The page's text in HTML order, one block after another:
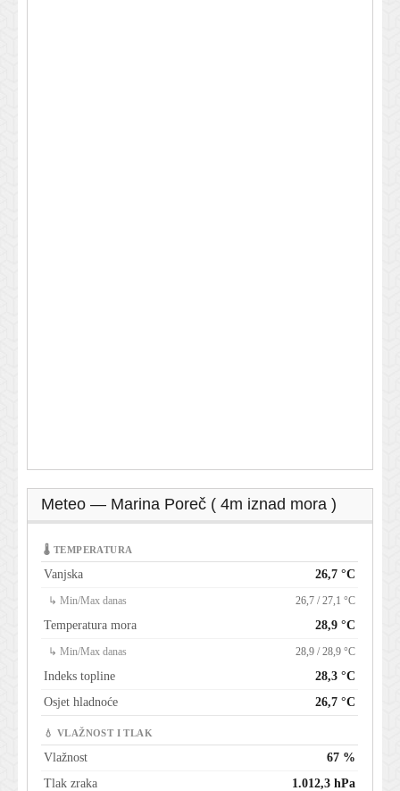
Meteo — Marina Poreč ( 4m iznad mora )
🌡 TEMPERATURA
Vanjska 26,7 °C
↳ Min/Max danas 26,7 / 27,1 °C
Temperatura mora 28,9 °C
↳ Min/Max danas 28,9 / 28,9 °C
Indeks topline
28,3 °C
Osjet hladnoće
26,7 °C
💧 VLAŽNOST I TLAK
Vlažnost
67 %
Tlak zraka
1.012,3 hPa